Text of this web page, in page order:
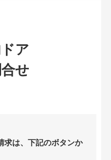
ア
せ
求は、下記のボタンか